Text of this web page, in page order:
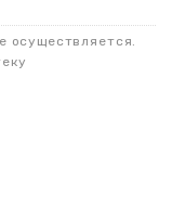
осуществляется.